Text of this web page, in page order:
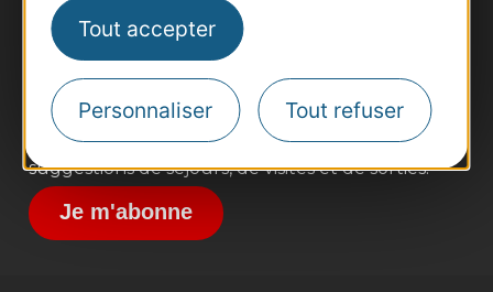
Tout accepter
Personnaliser Tout refuser
Site presse et d'influence
Voyagistes
Destination Sport
Inscrivez-vous à la lettre d'information
suggestions de séjours, de visites et de sorties.
Je m'abonne